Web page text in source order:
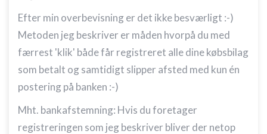
Efter min overbevisning er det ikke besværligt :-)
Metoden jeg beskriver er måden hvorpå du med
færrest 'klik' både får registreret alle dine købsbilag
som betalt og samtidigt slipper afsted med kun én
postering på banken :-)
Mht. bankafstemning: Hvis du foretager
registreringen som jeg beskriver bliver der netop